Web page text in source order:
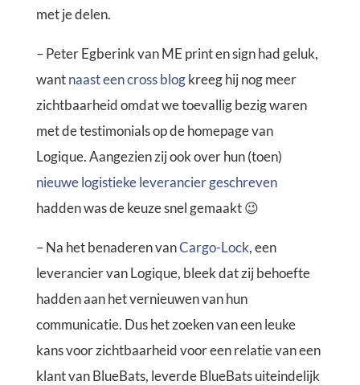
met je delen.
– Peter Egberink van ME print en sign had geluk,
wantnaast een cross blogkreeg hij nog meer
zichtbaarheid omdat we toevallig bezig waren
met de testimonials op de homepage van
Logique. Aangezien zij ook over hun (toen)
nieuwe logistieke leverancier geschreven
hadden was de keuze snel gemaakt 😉
– Na het benaderen vanCargo-Lock, een
leverancier van Logique, bleek dat zij behoefte
hadden aan het vernieuwen van hun
communicatie. Dus het zoeken van een leuke
kans voor zichtbaarheid voor een relatie van een
klant van BlueBats, leverde BlueBats uiteindelijk